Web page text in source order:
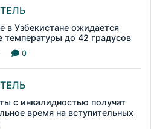
в Узбекистане ожидается
температуры до 42 градусов
0
с инвалидностью получат
время на вступительных